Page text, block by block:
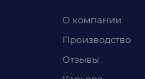
О компании
Производство
Отзывы